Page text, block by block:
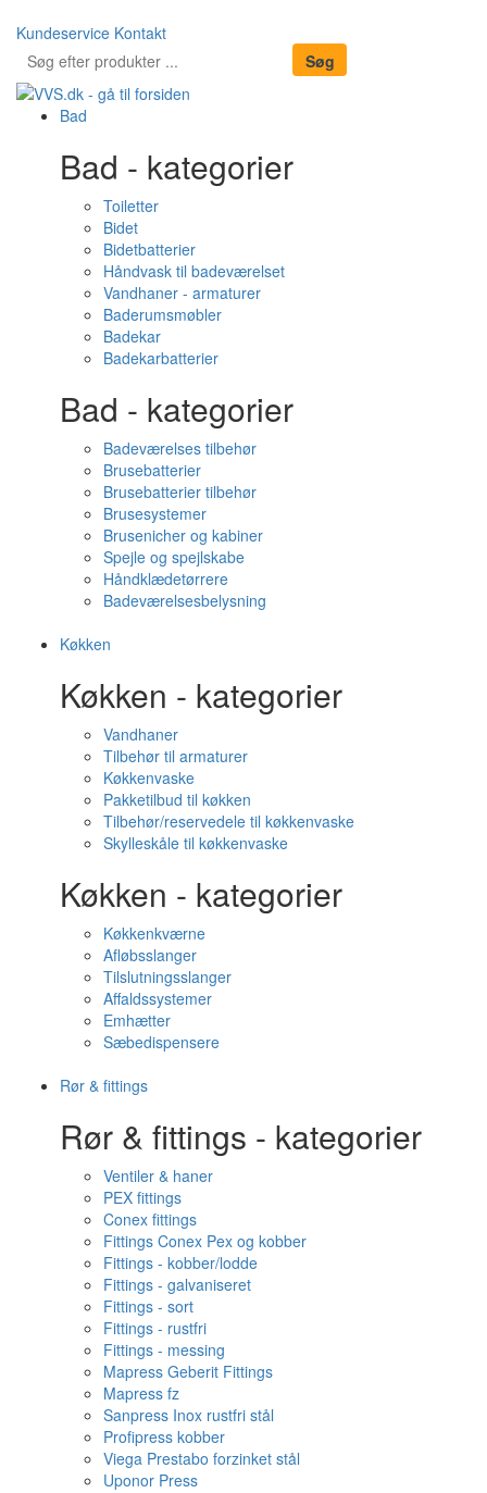
Kundeservice Kontakt
Bad
Bad - kategorier
Toiletter
Bidet
Bidetbatterier
Håndvask til badeværelset
Vandhaner - armaturer
Baderumsmøbler
Badekar
Badekarbatterier
Bad - kategorier
Badeværelses tilbehør
Brusebatterier
Brusebatterier tilbehør
Brusesystemer
Brusenicher og kabiner
Spejle og spejlskabe
Håndklædetørrere
Badeværelsesbelysning
Køkken
Køkken - kategorier
Vandhaner
Tilbehør til armaturer
Køkkenvaske
Pakketilbud til køkken
Tilbehør/reservedele til køkkenvaske
Skylleskåle til køkkenvaske
Køkken - kategorier
Køkkenkværne
Afløbsslanger
Tilslutningsslanger
Affaldssystemer
Emhætter
Sæbedispensere
Rør & fittings
Rør & fittings - kategorier
Ventiler & haner
PEX fittings
Conex fittings
Fittings Conex Pex og kobber
Fittings - kobber/lodde
Fittings - galvaniseret
Fittings - sort
Fittings - rustfri
Fittings - messing
Mapress Geberit Fittings
Mapress fz
Sanpress Inox rustfri stål
Profipress kobber
Viega Prestabo forzinket stål
Uponor Press